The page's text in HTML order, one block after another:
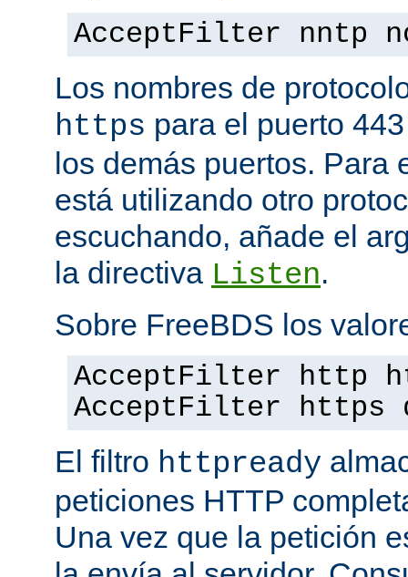
AcceptFilter nntp
Los nombres de
https para el puerto
los demás puertos. Para
está utilizando otro
escuchando, añade el
la directiva Listen.
Sobre FreeBDS los
AcceptFilter http
AcceptFilter https
El filtro httpready
peticiones HTTP
Una vez que la petición